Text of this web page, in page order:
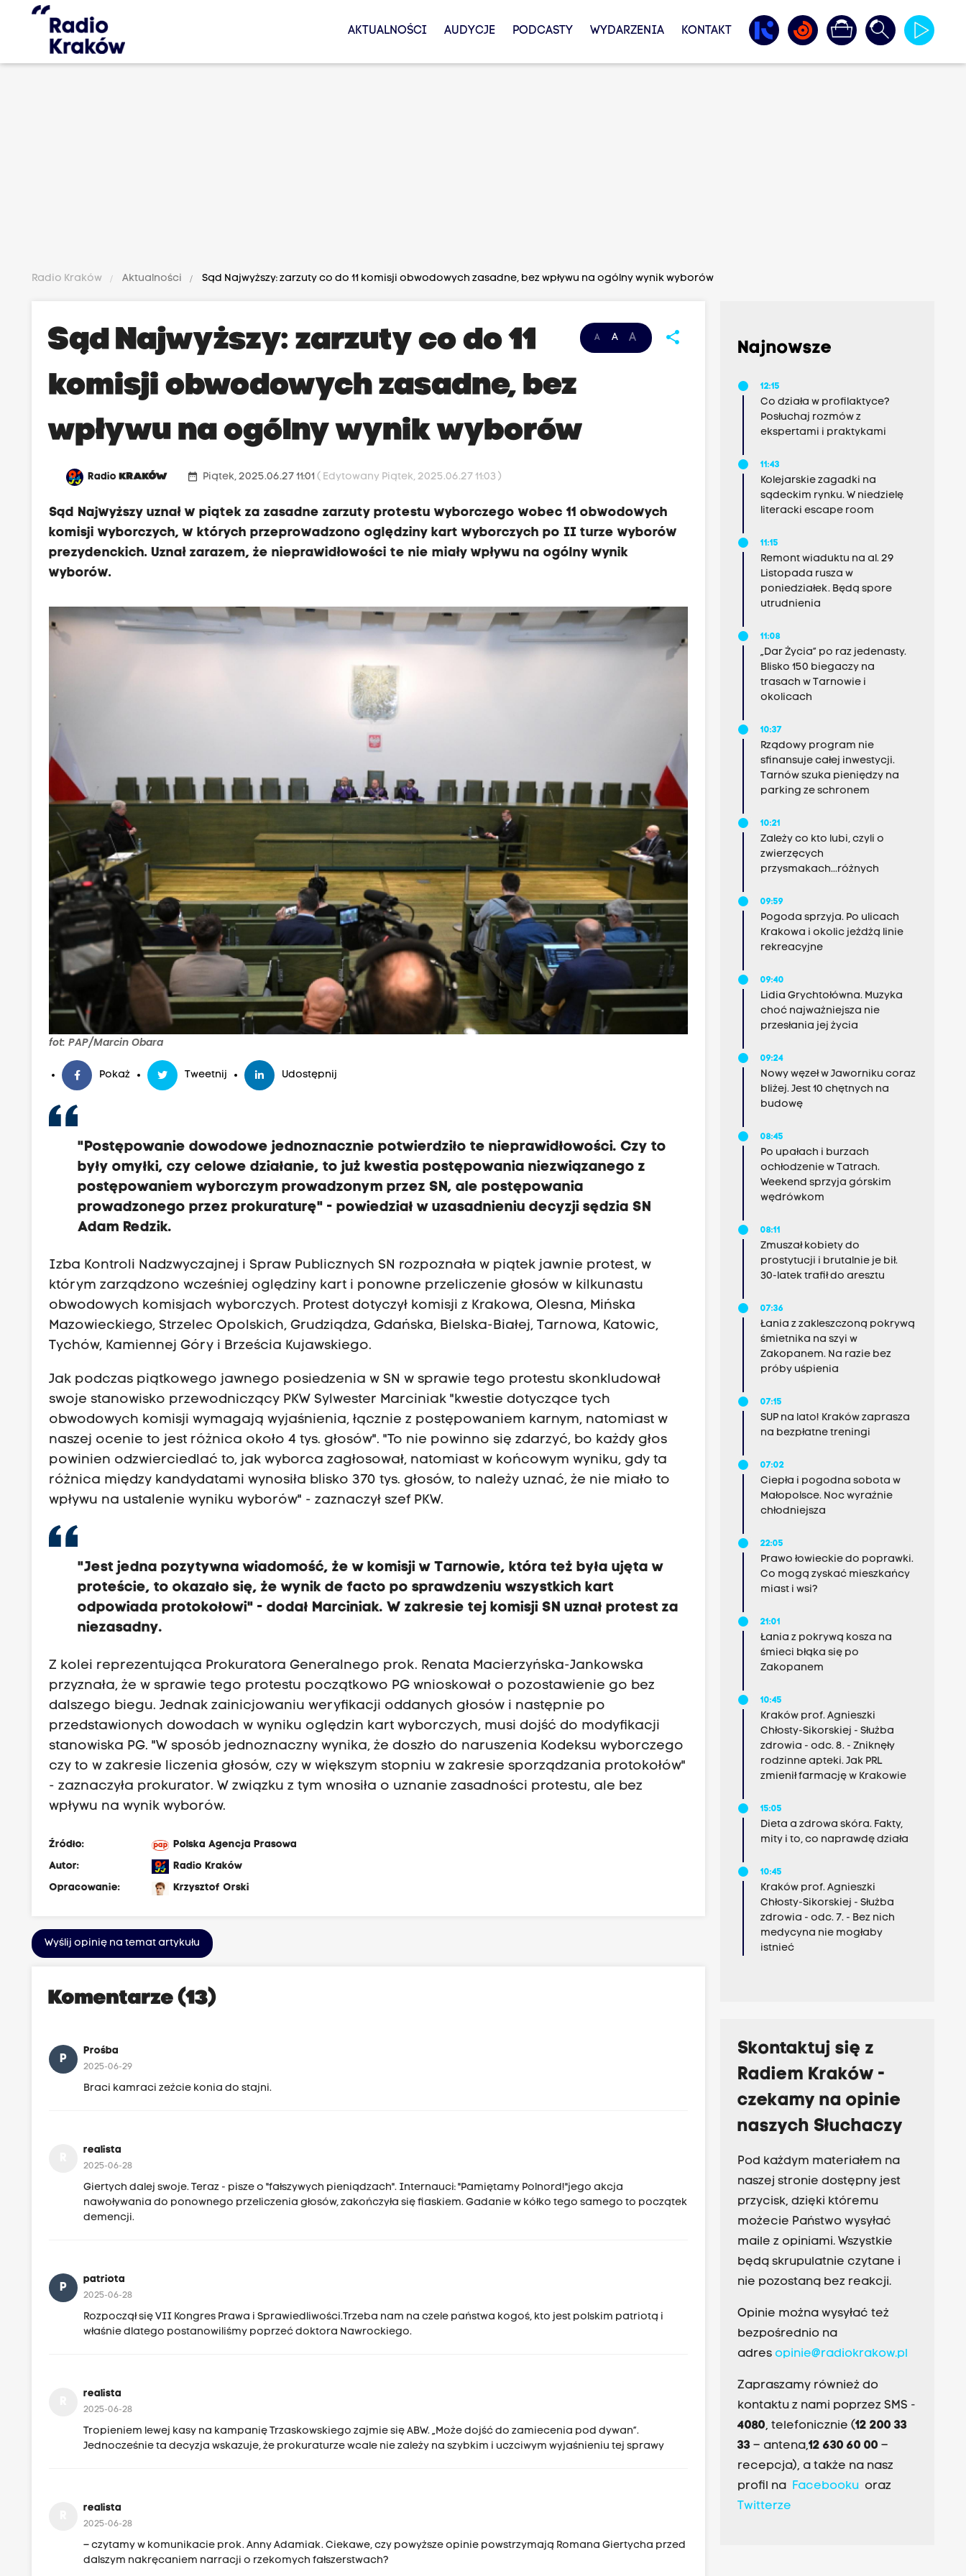
AKTUALNOŚCI AUDYCJE PODCASTY WYDARZENIA KONTAKT
Radio Kraków Aktualności Sąd Najwyższy: zarzuty co do 11 komisji obwodowych zasadne, bez wpływu na ogólny wynik wyborów
A A A share
Sąd Najwyższy: zarzuty co do 11
komisji obwodowych zasadne, bez
wpływu na ogólny wynik wyborów
RadioKRAKÓW date_range Piątek, 2025.06.27 11:01( Edytowany Piątek, 2025.06.27 11:03 )
Sąd Najwyższy uznał w piątek za zasadne zarzuty protestu wyborczego wobec 11 obwodowych
komisji wyborczych, w których przeprowadzono oględziny kart wyborczych po II turze wyborów
prezydenckich. Uznał zarazem, że nieprawidłowości te nie miały wpływu na ogólny wynik
wyborów.
fot: PAP/Marcin Obara
Pokaż Tweetnij Udostępnij
"Postępowanie dowodowe jednoznacznie potwierdziło te nieprawidłowości. Czy to
były omyłki, czy celowe działanie, to już kwestia postępowania niezwiązanego z
postępowaniem wyborczym prowadzonym przez SN, ale postępowania
prowadzonego przez prokuraturę" - powiedział w uzasadnieniu decyzji sędzia SN
Adam Redzik.
Izba Kontroli Nadzwyczajnej i Spraw Publicznych SN rozpoznała w piątek jawnie protest, w
którym zarządzono wcześniej oględziny kart i ponowne przeliczenie głosów w kilkunastu
obwodowych komisjach wyborczych. Protest dotyczył komisji z Krakowa, Olesna, Mińska
Mazowieckiego, Strzelec Opolskich, Grudziądza, Gdańska, Bielska-Białej, Tarnowa, Katowic,
Tychów, Kamiennej Góry i Brześcia Kujawskiego.
Jak podczas piątkowego jawnego posiedzenia w SN w sprawie tego protestu skonkludował
swoje stanowisko przewodniczący PKW Sylwester Marciniak "kwestie dotyczące tych
obwodowych komisji wymagają wyjaśnienia, łącznie z postępowaniem karnym, natomiast w
naszej ocenie to jest różnica około 4 tys. głosów". "To nie powinno się zdarzyć, bo każdy głos
powinien odzwierciedlać to, jak wyborca zagłosował, natomiast w końcowym wyniku, gdy ta
różnica między kandydatami wynosiła blisko 370 tys. głosów, to należy uznać, że nie miało to
wpływu na ustalenie wyniku wyborów" - zaznaczył szef PKW.
"Jest jedna pozytywna wiadomość, że w komisji w Tarnowie, która też była ujęta w
proteście, to okazało się, że wynik de facto po sprawdzeniu wszystkich kart
odpowiada protokołowi" - dodał Marciniak. W zakresie tej komisji SN uznał protest za
niezasadny.
Z kolei reprezentująca Prokuratora Generalnego prok. Renata Macierzyńska-Jankowska
przyznała, że w sprawie tego protestu początkowo PG wnioskował o pozostawienie go bez
dalszego biegu. Jednak zainicjowaniu weryfikacji oddanych głosów i następnie po
przedstawionych dowodach w wyniku oględzin kart wyborczych, musi dojść do modyfikacji
stanowiska PG. "W sposób jednoznaczny wynika, że doszło do naruszenia Kodeksu wyborczego
czy to w zakresie liczenia głosów, czy w większym stopniu w zakresie sporządzania protokołów"
- zaznaczyła prokurator. W związku z tym wnosiła o uznanie zasadności protestu, ale bez
wpływu na wynik wyborów.
Źródło:
Polska Agencja Prasowa
Autor:
Radio Kraków
Opracowanie:
Krzysztof Orski
Wyślij opinię na temat artykułu
Komentarze (13)
P
Prośba
2025-06-29
Braci kamraci zeźcie konia do stajni.
realista
2025-06-28
Giertych dalej swoje. Teraz - pisze o "fałszywych pieniądzach". Internauci: "Pamiętamy Polnord!"jego akcja
nawoływania do ponownego przeliczenia głosów, zakończyła się fiaskiem. Gadanie w kółko tego samego to początek
demencji.
P
patriota
2025-06-28
Rozpoczął się VII Kongres Prawa i Sprawiedliwości.Trzeba nam na czele państwa kogoś, kto jest polskim patriotą i
właśnie dlatego postanowiliśmy poprzeć doktora Nawrockiego.
realista
2025-06-28
Tropieniem lewej kasy na kampanię Trzaskowskiego zajmie się ABW. „Może dojść do zamiecenia pod dywan”.
Jednocześnie ta decyzja wskazuje, że prokuraturze wcale nie zależy na szybkim i uczciwym wyjaśnieniu tej sprawy
realista
2025-06-28
– czytamy w komunikacie prok. Anny Adamiak. Ciekawe, czy powyższe opinie powstrzymają Romana Giertycha przed
dalszym nakręcaniem narracji o rzekomych fałszerstwach?
Najnowsze
12:15
Co działa w profilaktyce?
Posłuchaj rozmów z
ekspertami i praktykami
11:43
Kolejarskie zagadki na
sądeckim rynku. W niedzielę
literacki escape room
11:15
Remont wiaduktu na al. 29
Listopada rusza w
poniedziałek. Będą spore
utrudnienia
11:08
„Dar Życia” po raz jedenasty.
Blisko 150 biegaczy na
trasach w Tarnowie i
okolicach
10:37
Rządowy program nie
sfinansuje całej inwestycji.
Tarnów szuka pieniędzy na
parking ze schronem
10:21
Zależy co kto lubi, czyli o
zwierzęcych
przysmakach...różnych
09:59
Pogoda sprzyja. Po ulicach
Krakowa i okolic jeżdżą linie
rekreacyjne
09:40
Lidia Grychtołówna. Muzyka
choć najważniejsza nie
przesłania jej życia
09:24
Nowy węzeł w Jaworniku coraz
bliżej. Jest 10 chętnych na
budowę
08:45
Po upałach i burzach
ochłodzenie w Tatrach.
Weekend sprzyja górskim
wędrówkom
08:11
Zmuszał kobiety do
prostytucji i brutalnie je bił.
30-latek trafił do aresztu
07:36
Łania z zakleszczoną pokrywą
śmietnika na szyi w
Zakopanem. Na razie bez
próby uśpienia
07:15
SUP na lato! Kraków zaprasza
na bezpłatne treningi
07:02
Ciepła i pogodna sobota w
Małopolsce. Noc wyraźnie
chłodniejsza
22:05
Prawo łowieckie do poprawki.
Co mogą zyskać mieszkańcy
miast i wsi?
21:01
Łania z pokrywą kosza na
śmieci błąka się po
Zakopanem
10:45
Kraków prof. Agnieszki
Chłosty-Sikorskiej - Służba
zdrowia - odc. 8. - Zniknęły
rodzinne apteki. Jak PRL
zmienił farmację w Krakowie
15:05
Dieta a zdrowa skóra. Fakty,
mity i to, co naprawdę działa
10:45
Kraków prof. Agnieszki
Chłosty-Sikorskiej - Służba
zdrowia - odc. 7. - Bez nich
medycyna nie mogłaby
istnieć
Skontaktuj się z
Radiem Kraków -
czekamy na opinie
naszych Słuchaczy
Pod każdym materiałem na
naszej stronie dostępny jest
przycisk, dzięki któremu
możecie Państwo wysyłać
maile z opiniami. Wszystkie
będą skrupulatnie czytane i
nie pozostaną bez reakcji.
Opinie można wysyłać też
bezpośrednio na
adres opinie@radiokrakow.pl
Zapraszamy również do
kontaktu z nami poprzez SMS -
4080, telefonicznie (12 200 33
33– antena,12 630 60 00 –
recepcja), a także na nasz
profil na Facebookuoraz
Twitterze